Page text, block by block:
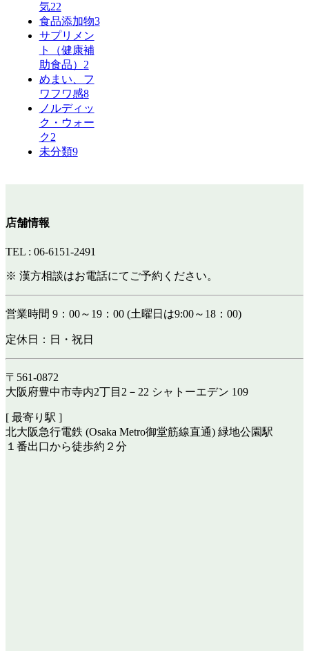
気22
食品添加物3
サプリメン
ト（健康補
助食品） 2
めまい、フ
ワフワ感8
ノルディッ
ク・ウォー
ク2
未分類9
店舗情報
TEL : 06-6151-2491
※ 漢方相談はお電話にてご予約ください。
営業時間 9：00～19：00 (土曜日は9:00～18：00)
定休日：日・祝日
〒561-0872
大阪府豊中市寺内2丁目2－22 シャトーエデン 109
[ 最寄り駅 ]
北大阪急行電鉄 (Osaka Metro御堂筋線直通) 緑地公園駅
１番出口から徒歩約２分